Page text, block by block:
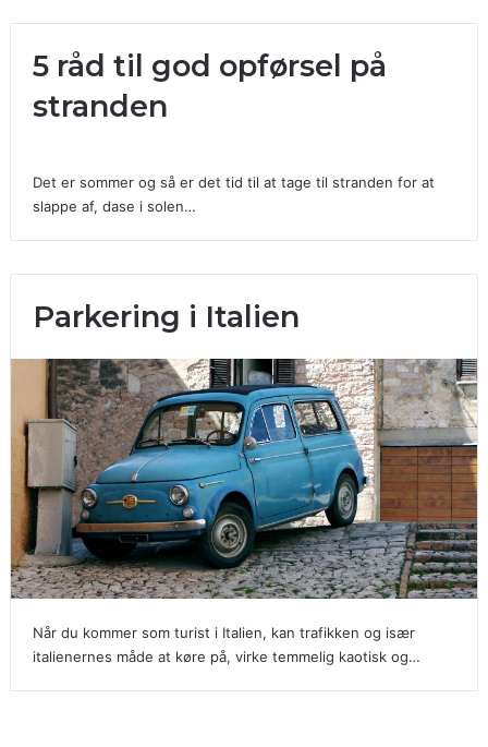
5 råd til god opførsel på
stranden
Det er sommer og så er det tid til at tage til stranden for at
slappe af, dase i solen…
Parkering i Italien
Når du kommer som turist i Italien, kan trafikken og især
italienernes måde at køre på, virke temmelig kaotisk og…